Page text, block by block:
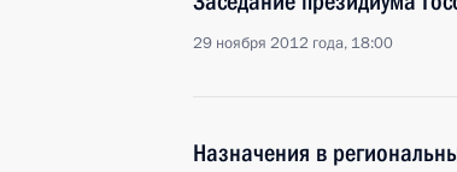
29 ноября 2012 года, 18:00
Назначения в